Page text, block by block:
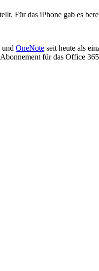
Für das iPhone gab es
und OneNote seit heute als
für das Office